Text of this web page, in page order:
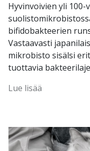
Hyvinvoivien yli
bifidobakteerien
Vastaavasti
mikrobisto sisälsi
tuottavia
Lue lisää